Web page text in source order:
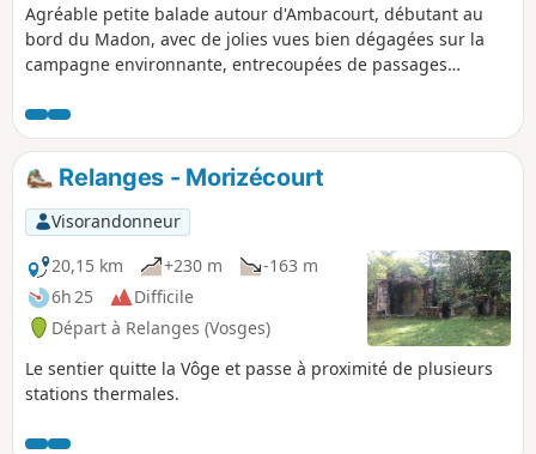
Agréable petite balade autour d'Ambacourt, débutant au
bord du Madon, avec de jolies vues bien dégagées sur la
campagne environnante, entrecoupées de passages
Relanges - Morizécourt
Visorandonneur
20,15 km
+230 m
-163 m
6h 25
Difficile
Départ à Relanges (Vosges)
Le sentier quitte la Vôge et passe à proximité de plusieurs
stations thermales.